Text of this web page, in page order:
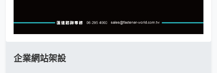
企業網站架設